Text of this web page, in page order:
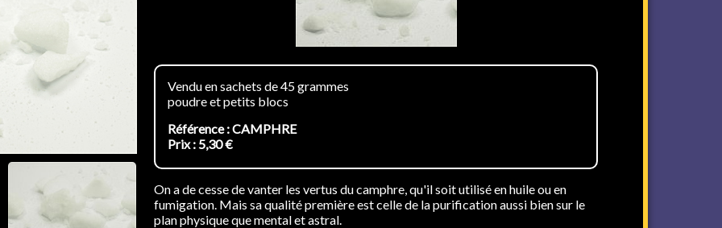
Vendu en sachets de 45 grammes
poudre et petits blocs
Référence : CAMPHRE
Prix : 5,30 €
On a de cesse de vanter les vertus du camphre, qu'il soit utilisé en huile ou en
fumigation. Mais sa qualité première est celle de la purification aussi bien sur le
plan physique que mental et astral.